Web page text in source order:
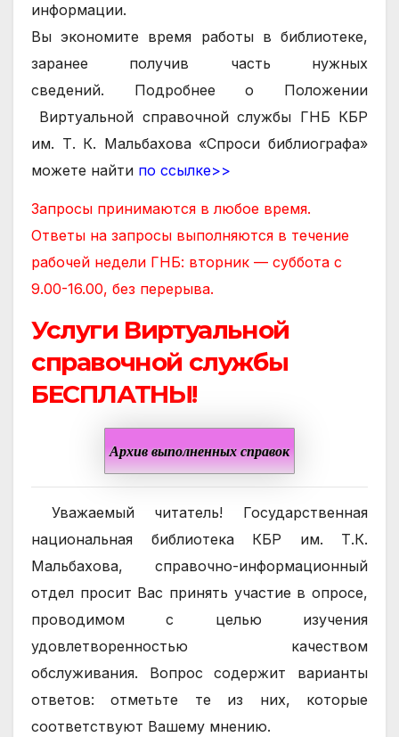
информации.
Вы экономите время работы в библиотеке,
заранее получив часть нужных
сведений. Подробнее о Положении
Виртуальной справочной службы ГНБ КБР
им. Т. К. Мальбахова «Спроси библиографа»
можете найти по ссылке>>
Запросы принимаются в любое время.
Ответы на запросы выполняются в течение
рабочей недели ГНБ: вторник — суббота с
9.00-16.00, без перерыва.
Услуги Виртуальной
справочной службы
БЕСПЛАТНЫ!
Архив выполненных справок
Уважаемый читатель! Государственная
национальная библиотека КБР им. Т.К.
Мальбахова, справочно-информационный
отдел просит Вас принять участие в опросе,
проводимом с целью изучения
удовлетворенностью качеством
обслуживания. Вопрос содержит варианты
ответов: отметьте те из них, которые
соответствуют Вашему мнению.